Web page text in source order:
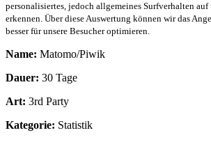
personalisiertes, jedoch allgemeines Surfverhalten auf
erkennen. Über diese Auswertung können wir das
besser für unsere Besucher optimieren.
Name: Matomo/Piwik
Dauer: 30 Tage
Art: 3rd Party
Kategorie: Statistik